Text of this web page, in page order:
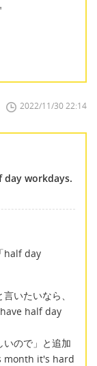
2022/11/30 22:14
workdays.
half day
いたいなら、
half day
いので」と追加
month it's hard